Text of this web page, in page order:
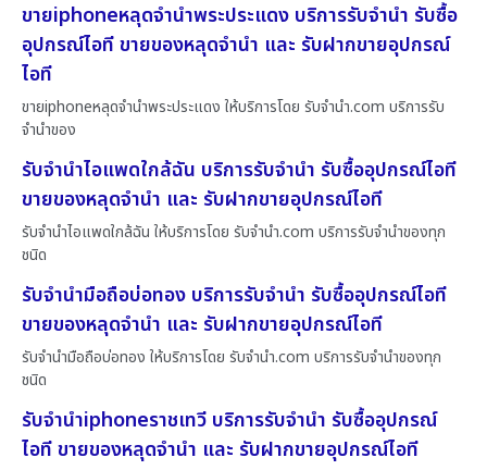
ขายiphoneหลุดจำนำพระประแดง บริการรับจำนำ รับซื้อ
อุปกรณ์ไอที ขายของหลุดจำนำ และ รับฝากขายอุปกรณ์
ไอที
ขายiphoneหลุดจำนำพระประแดง ให้บริการโดย รับจํานํา.com บริการรับ
จำนำของ
รับจำนำไอแพดใกล้ฉัน บริการรับจำนำ รับซื้ออุปกรณ์ไอที
ขายของหลุดจำนำ และ รับฝากขายอุปกรณ์ไอที
รับจำนำไอแพดใกล้ฉัน ให้บริการโดย รับจํานํา.com บริการรับจำนำของทุก
ชนิด
รับจำนำมือถือบ่อทอง บริการรับจำนำ รับซื้ออุปกรณ์ไอที
ขายของหลุดจำนำ และ รับฝากขายอุปกรณ์ไอที
รับจำนำมือถือบ่อทอง ให้บริการโดย รับจํานํา.com บริการรับจำนำของทุก
ชนิด
รับจำนำiphoneราชเทวี บริการรับจำนำ รับซื้ออุปกรณ์
ไอที ขายของหลุดจำนำ และ รับฝากขายอุปกรณ์ไอที